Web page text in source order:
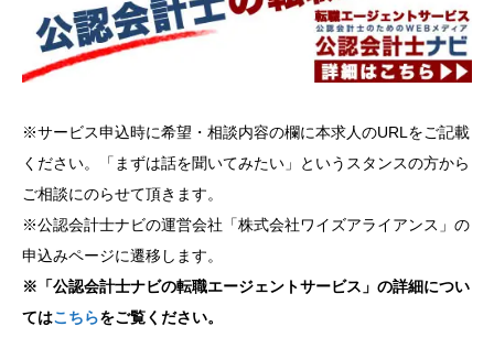
※サービス申込時に希望・相談内容の欄に本求人のURLをご記載
ください。「まずは話を聞いてみたい」というスタンスの方から
ご相談にのらせて頂きます。
※公認会計士ナビの運営会社「株式会社ワイズアライアンス」の
申込みページに遷移します。
※「公認会計士ナビの転職エージェントサービス」の詳細につい
てはこちらをご覧ください。